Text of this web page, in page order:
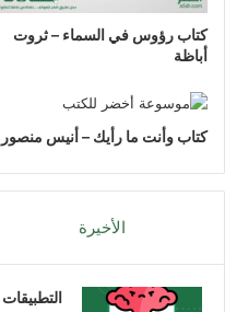
كتاب رؤوس في السماء – ثروت
أباظة
كتاب وأنت ما رأيك – أنيس منصور
الأخيرة